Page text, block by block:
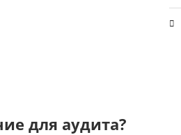
для аудита?